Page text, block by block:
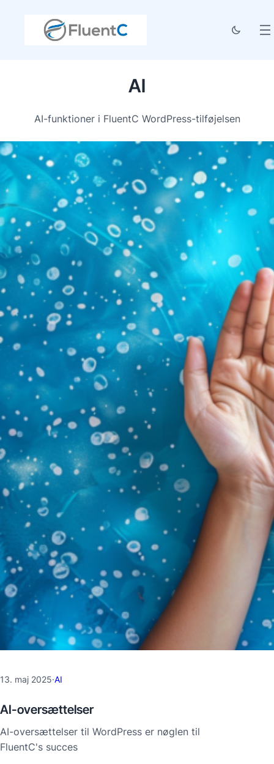
AI
AI-funktioner i FluentC WordPress-tilføjelsen
13. maj 2025·AI
AI-oversættelser
AI-oversættelser til WordPress er nøglen til
FluentC's succes